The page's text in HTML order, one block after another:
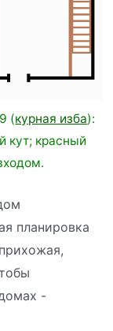
(курная изба):
кут; красный
планировка
-